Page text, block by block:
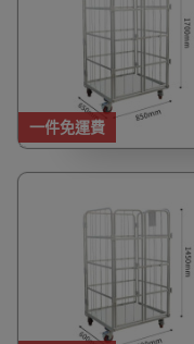
一件免運費